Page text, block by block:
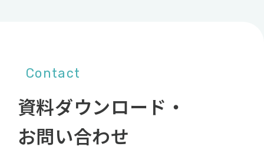
Contact
資料ダウンロード・
お問い合わせ